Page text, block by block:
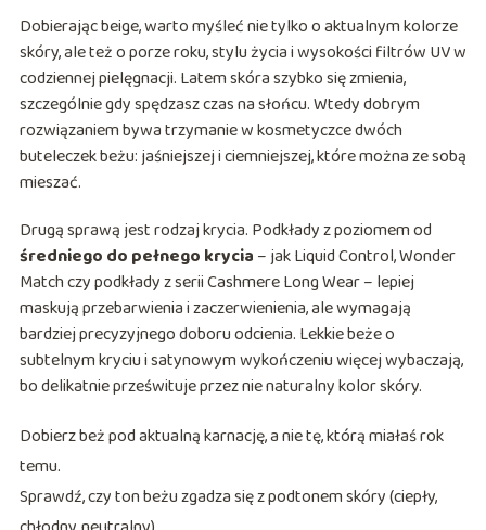
Dobierając beige, warto myśleć nie tylko o aktualnym kolorze
skóry, ale też o porze roku, stylu życia i wysokości filtrów UV w
codziennej pielęgnacji. Latem skóra szybko się zmienia,
szczególnie gdy spędzasz czas na słońcu. Wtedy dobrym
rozwiązaniem bywa trzymanie w kosmetyczce dwóch
buteleczek beżu: jaśniejszej i ciemniejszej, które można ze sobą
mieszać.
Drugą sprawą jest rodzaj krycia. Podkłady z poziomem od
średniego do pełnego krycia – jak Liquid Control, Wonder
Match czy podkłady z serii Cashmere Long Wear – lepiej
maskują przebarwienia i zaczerwienienia, ale wymagają
bardziej precyzyjnego doboru odcienia. Lekkie beże o
subtelnym kryciu i satynowym wykończeniu więcej wybaczają,
bo delikatnie prześwituje przez nie naturalny kolor skóry.
Dobierz beż pod aktualną karnację, a nie tę, którą miałaś rok
temu.
Sprawdź, czy ton beżu zgadza się z podtonem skóry (ciepły,